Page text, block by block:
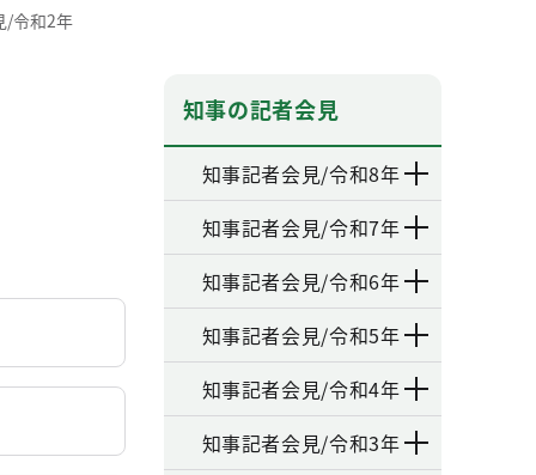
/令和2年
知事の記者会見
知事記者会見/令和8年
知事記者会見/令和7年
知事記者会見/令和6年
知事記者会見/令和5年
知事記者会見/令和4年
知事記者会見/令和3年